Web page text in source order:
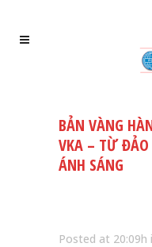
BẢN VÀNG
VKA – TỪ ĐẢO
ÁNH SÁNG
Posted at 20:09h